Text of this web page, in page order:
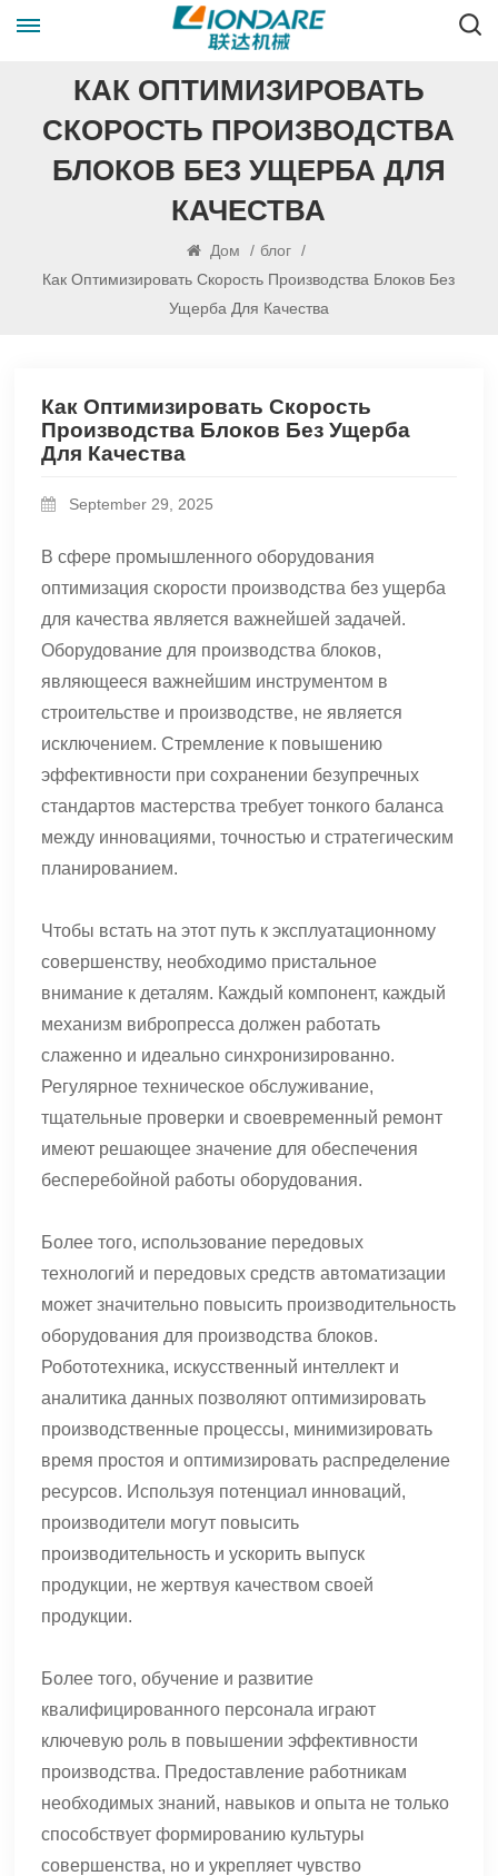
КАК ОПТИМИЗИРОВАТЬ
СКОРОСТЬ ПРОИЗВОДСТВА
БЛОКОВ БЕЗ УЩЕРБА ДЛЯ
КАЧЕСТВА
Дом / блог /
Как Оптимизировать Скорость Производства Блоков Без
Ущерба Для Качества
Как Оптимизировать Скорость
Производства Блоков Без Ущерба
Для Качества
September 29, 2025
В сфере промышленного оборудования
оптимизация скорости производства без ущерба
для качества является важнейшей задачей.
Оборудование для производства блоков,
являющееся важнейшим инструментом в
строительстве и производстве, не является
исключением. Стремление к повышению
эффективности при сохранении безупречных
стандартов мастерства требует тонкого баланса
между инновациями, точностью и стратегическим
планированием.
Чтобы встать на этот путь к эксплуатационному
совершенству, необходимо пристальное
внимание к деталям. Каждый компонент, каждый
механизм вибропресса должен работать
слаженно и идеально синхронизированно.
Регулярное техническое обслуживание,
тщательные проверки и своевременный ремонт
имеют решающее значение для обеспечения
бесперебойной работы оборудования.
Более того, использование передовых
технологий и передовых средств автоматизации
может значительно повысить производительность
оборудования для производства блоков.
Робототехника, искусственный интеллект и
аналитика данных позволяют оптимизировать
производственные процессы, минимизировать
время простоя и оптимизировать распределение
ресурсов. Используя потенциал инноваций,
производители могут повысить
производительность и ускорить выпуск
продукции, не жертвуя качеством своей
продукции.
Более того, обучение и развитие
квалифицированного персонала играют
ключевую роль в повышении эффективности
производства. Предоставление работникам
необходимых знаний, навыков и опыта не только
способствует формированию культуры
совершенства, но и укрепляет чувство